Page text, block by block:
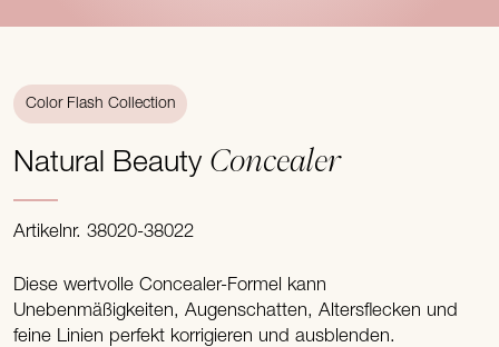
Color Flash Collection
Natural Beauty Concealer
Artikelnr. 38020-38022
Diese wertvolle Concealer-Formel kann
Unebenmäßigkeiten, Augenschatten, Altersflecken und
feine Linien perfekt korrigieren und ausblenden.